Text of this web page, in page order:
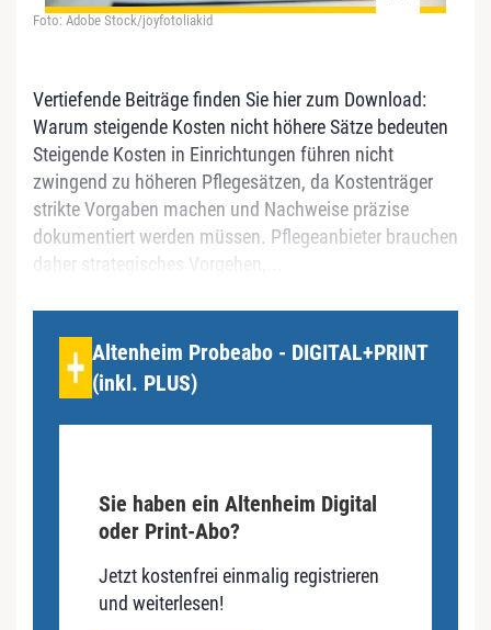
Foto: Adobe Stock/joyfotoliakid
Vertiefende Beiträge finden Sie hier zum Download:
Warum steigende Kosten nicht höhere Sätze bedeuten
Steigende Kosten in Einrichtungen führen nicht
zwingend zu höheren Pflegesätzen, da Kostenträger
strikte Vorgaben machen und Nachweise präzise
dokumentiert werden müssen. Pflegeanbieter brauchen
daher strategisches Vorgehen,...
Altenheim Probeabo - DIGITAL+PRINT
(inkl. PLUS)
Sie haben ein Altenheim Digital
oder Print-Abo?
Jetzt kostenfrei einmalig registrieren
und weiterlesen!